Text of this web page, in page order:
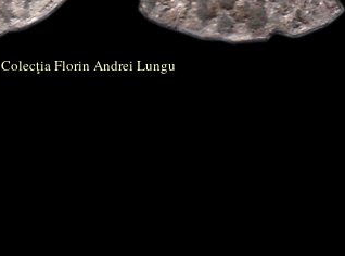
Colecţia Florin Andrei Lungu